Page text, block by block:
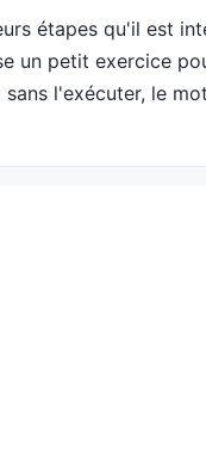
étapes qu'il est
un petit exercice
l'exécuter, le